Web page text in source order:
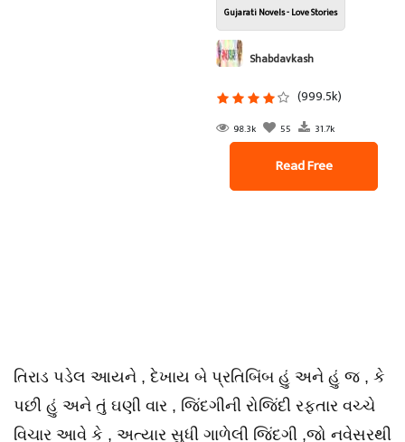
Gujarati Novels - Love Stories
Shabdavkash
(999.5k)
98.3k 55 31.7k
Read Free
તિરાડ પડેલ આયને , દેખાય બે પ્રતિબિંબ હું અને હું જ , કે
પછી હું અને તું ઘણી વાર , જિંદગીની રોજિંદી રફ્તાર વચ્ચે
વિચાર આવે કે , અત્યાર સુધી ગાળેલી જિંદગી ,જો નવેસરથી